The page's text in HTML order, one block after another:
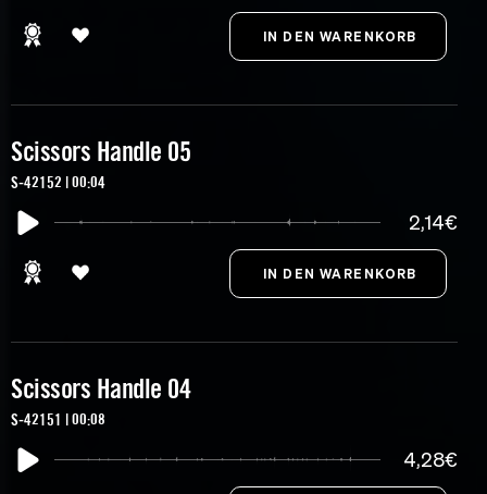
Scissors Handle 05
S-42152 | 00:04
2,14€
Scissors Handle 04
S-42151 | 00:08
4,28€